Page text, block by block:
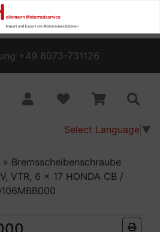
+49 6073-731126
Select Language ▼
» Bremsscheibenschraube
VTR, 6 x 17 HONDA CB /